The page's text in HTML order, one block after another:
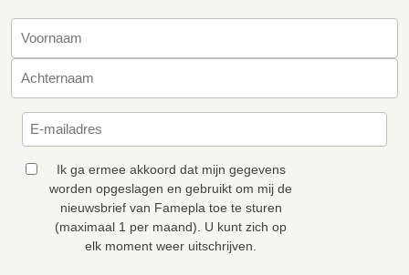
Ik ga ermee akkoord dat mijn gegevens
worden opgeslagen en gebruikt om mij de
nieuwsbrief van Famepla toe te sturen
(maximaal 1 per maand). U kunt zich op
elk moment weer uitschrijven.